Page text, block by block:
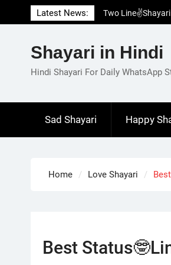
to
Latest News:
Two Line✌️Shayari
Love😓Lines In
Love🥳Poetry In
1 Line☝️Shayari In
Shayari in Hindi
Hindi Shayari For Daily WhatsApp
Sad Shayari Happy
Home Love Shayari
Best